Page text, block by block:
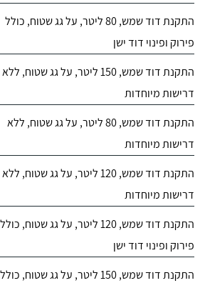
התקנת דוד שמש, 80 ליטר, על גג שטוח, כולל
פירוק ופינוי דוד ישן
התקנת דוד שמש, 150 ליטר, על גג שטוח, ללא
דרישות מיוחדות
התקנת דוד שמש, 80 ליטר, על גג שטוח, ללא
דרישות מיוחדות
התקנת דוד שמש, 120 ליטר, על גג שטוח, ללא
דרישות מיוחדות
התקנת דוד שמש, 120 ליטר, על גג שטוח, כולל
פירוק ופינוי דוד ישן
התקנת דוד שמש, 150 ליטר, על גג שטוח, כולל